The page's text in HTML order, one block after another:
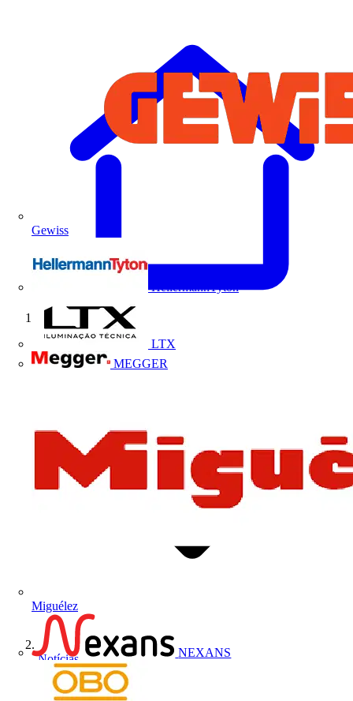
Gewiss
HellermannTyton
LTX
MEGGER
Miguélez
NEXANS
Início
Notícias